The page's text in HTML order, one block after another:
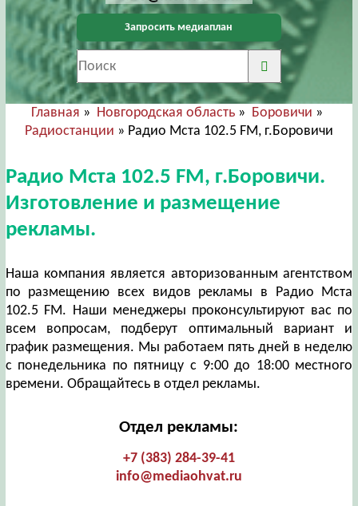
Запросить медиаплан
Главная » Новгородская область » Боровичи »
Радиостанции » Радио Мста 102.5 FM, г.Боровичи
Радио Мста 102.5 FM, г.Боровичи.
Изготовление и размещение
рекламы.
Наша компания является авторизованным агентством
по размещению всех видов рекламы в Радио Мста
102.5 FM. Наши менеджеры проконсультируют вас по
всем вопросам, подберут оптимальный вариант и
график размещения. Мы работаем пять дней в неделю
с понедельника по пятницу с 9:00 до 18:00 местного
времени. Обращайтесь в отдел рекламы.
Отдел рекламы:
+7 (383) 284-39-41
info@mediaohvat.ru